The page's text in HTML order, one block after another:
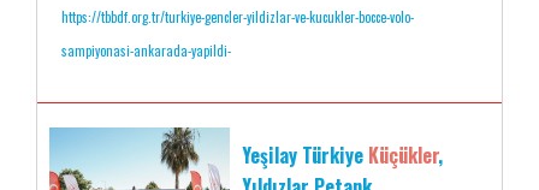
https://tbbdf.org.tr/turkiye-gencler-yildizlar-ve-kucukler-bocce-volo-
sampiyonasi-ankarada-yapildi-
Yeşilay Türkiye Küçükler,